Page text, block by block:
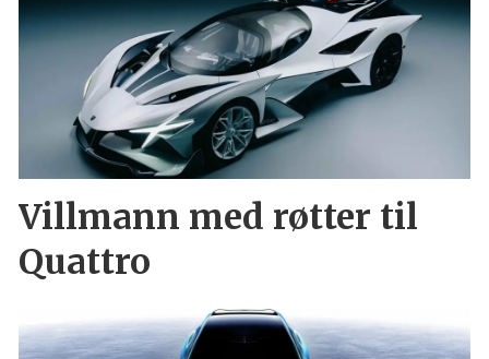
Villmann med røtter til
Quattro